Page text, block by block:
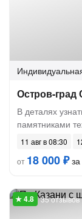
Остров-град
В деталях
памятниками
11 авг в 08:30
от 18 000 ₽за
35 отзывов